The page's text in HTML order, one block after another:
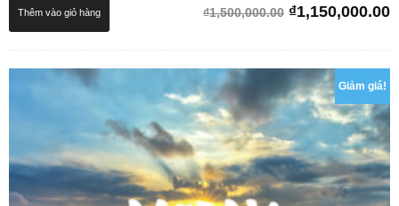
₫1,500,000.00 Giá
₫1,500,000.00.
₫1,150,000.00
Thêm vào giỏ hàng
Giảm giá!